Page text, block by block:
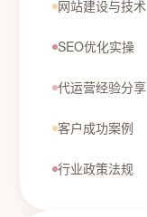
网站建设与技术
SEO优化实操
代运营经验分享
客户成功案例
行业政策法规